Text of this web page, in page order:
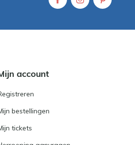
account
bestellingen
tickets